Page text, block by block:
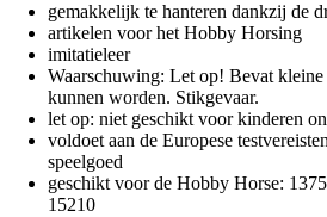
gemakkelijk te hanteren dankzij de
artikelen voor het Hobby Horsing
imitatieleer
Waarschuwing: Let op! Bevat
kunnen worden. Stikgevaar.
let op: niet geschikt voor kinderen
voldoet aan de Europese
speelgoed
geschikt voor de Hobby Horse:
15210